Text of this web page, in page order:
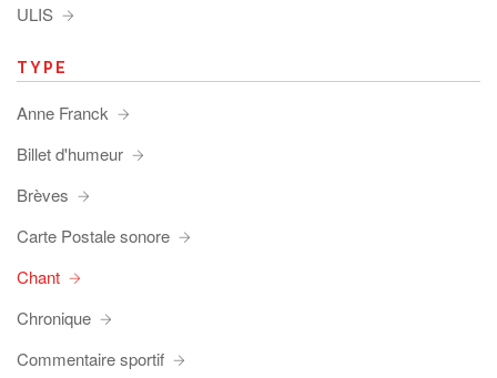
ULIS
TYPE
Anne Franck
Billet d'humeur
Brèves
Carte Postale sonore
Chant
Chronique
Commentaire sportif